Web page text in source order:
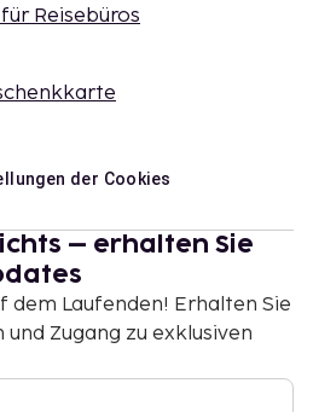
Reisebüros
der Cookies
– erhalten Sie
dem Laufenden! Erhalten Sie
Zugang zu exklusiven